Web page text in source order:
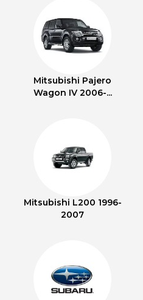
Mitsubishi Pajero
Wagon IV 2006-...
Mitsubishi L200 1996-
2007